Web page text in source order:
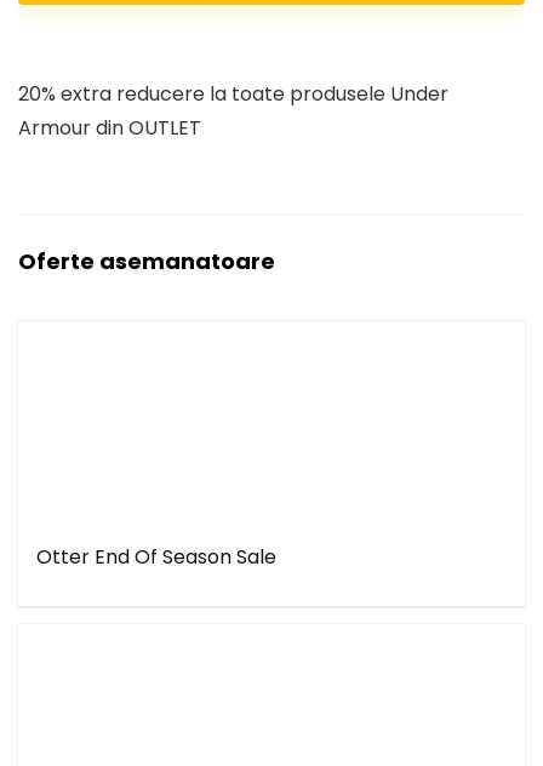
20% extra reducere la toate produsele Under
Armour din OUTLET
Oferte asemanatoare
Otter End Of Season Sale